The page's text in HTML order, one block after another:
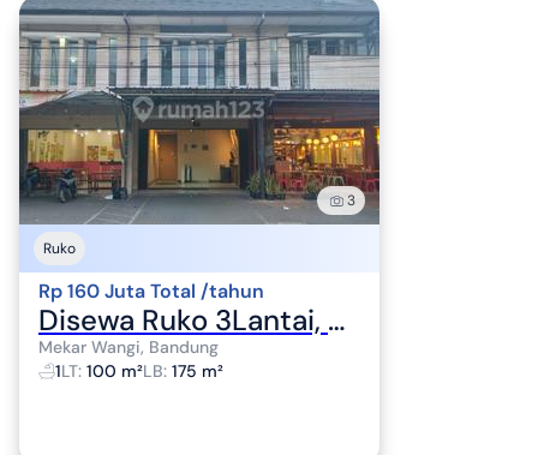
3
Ruko
Rp 160 Juta Total /tahun
Disewa Ruko 3Lantai, Posisi Strategis Cocok untuk Usaha /Kuliner
Mekar Wangi, Bandung
1LT: 100 m²LB: 175 m²